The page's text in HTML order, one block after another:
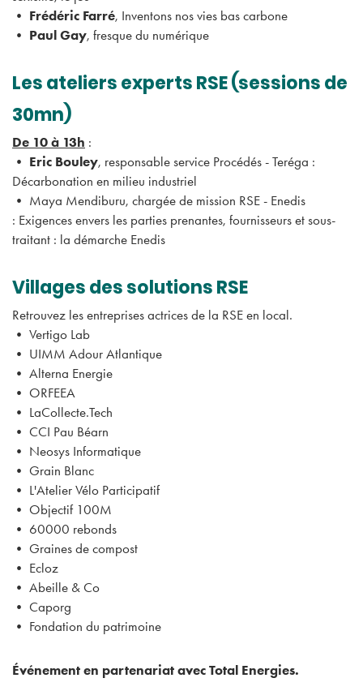
• Frédéric Farré, Inventons nos vies bas carbone
• Paul Gay, fresque du numérique
Les ateliers experts RSE (sessions de
30mn)
De 10 à 13h :
• Eric Bouley, responsable service Procédés - Teréga :
Décarbonation en milieu industriel
• Maya Mendiburu, chargée de mission RSE - Enedis
: Exigences envers les parties prenantes, fournisseurs et sous-
traitant : la démarche Enedis
Villages des solutions RSE
Retrouvez les entreprises actrices de la RSE en local.
• Vertigo Lab
• UIMM Adour Atlantique
• Alterna Energie
• ORFEEA
• LaCollecte.Tech
• CCI Pau Béarn
• Neosys Informatique
• Grain Blanc
• L'Atelier Vélo Participatif
• Objectif 100M
• 60000 rebonds
• Graines de compost
• Ecloz
• Abeille & Co
• Caporg
• Fondation du patrimoine
Événement en partenariat avec Total Energies.